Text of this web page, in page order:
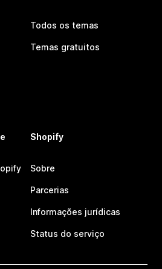
Todos os temas
Temas gratuitos
Shopify
Sobre
Parcerias
Informações jurídicas
Status do serviço